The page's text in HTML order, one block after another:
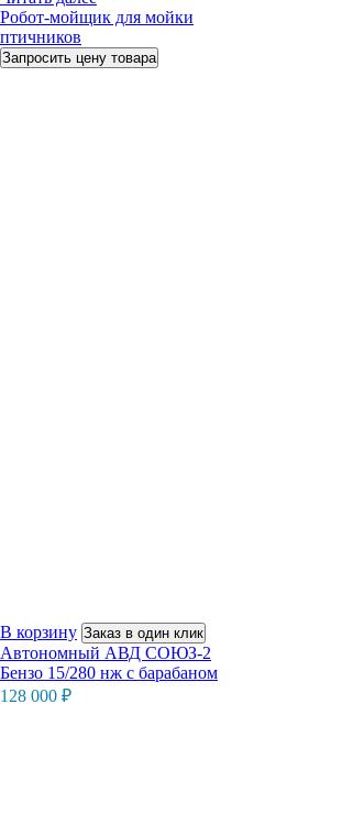
Робот-мойщик для мойки
птичников
Запросить цену товара
В корзину Заказ в один клик
Автономный АВД СОЮЗ-2
Бензо 15/280 нж с барабаном
128 000 ₽